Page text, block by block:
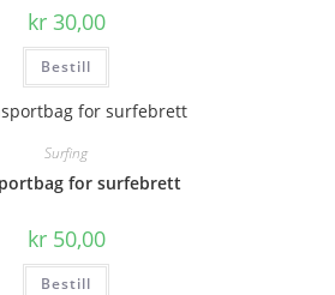
kr30,00
Bestill
Surfing
for surfebrett
kr50,00
Bestill